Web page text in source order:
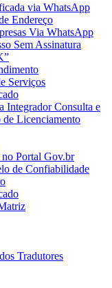
via WhatsApp
Endereço
Via WhatsApp
Sem Assinatura
Serviços
Integrador Consulta e
de Licenciamento
no Portal Gov.br
de Confiabilidade
Tradutores